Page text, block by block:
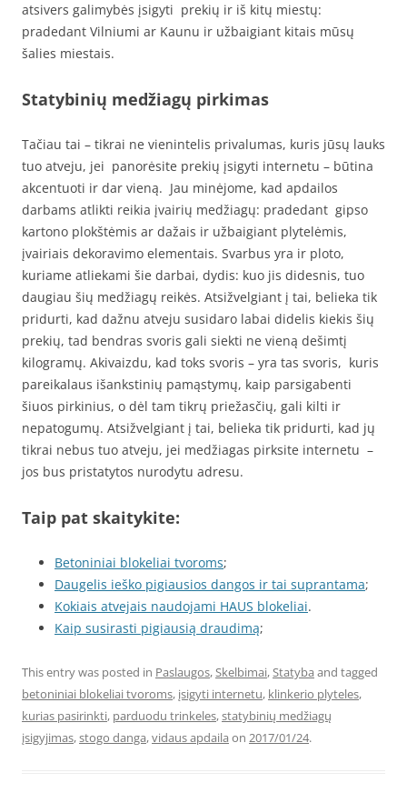
atsivers galimybės įsigyti prekių ir iš kitų miestų:
pradedant Vilniumi ar Kaunu ir užbaigiant kitais mūsų
šalies miestais.
Statybinių medžiagų pirkimas
Tačiau tai – tikrai ne vienintelis privalumas, kuris jūsų lauks
tuo atveju, jei panorėsite prekių įsigyti internetu – būtina
akcentuoti ir dar vieną. Jau minėjome, kad apdailos
darbams atlikti reikia įvairių medžiagų: pradedant gipso
kartono plokštėmis ar dažais ir užbaigiant plytelėmis,
įvairiais dekoravimo elementais. Svarbus yra ir ploto,
kuriame atliekami šie darbai, dydis: kuo jis didesnis, tuo
daugiau šių medžiagų reikės. Atsižvelgiant į tai, belieka tik
pridurti, kad dažnu atveju susidaro labai didelis kiekis šių
prekių, tad bendras svoris gali siekti ne vieną dešimtį
kilogramų. Akivaizdu, kad toks svoris – yra tas svoris, kuris
pareikalaus išankstinių pamąstymų, kaip parsigabenti
šiuos pirkinius, o dėl tam tikrų priežasčių, gali kilti ir
nepatogumų. Atsižvelgiant į tai, belieka tik pridurti, kad jų
tikrai nebus tuo atveju, jei medžiagas pirksite internetu –
jos bus pristatytos nurodytu adresu.
Taip pat skaitykite:
Betoniniai blokeliai tvoroms;
Daugelis ieško pigiausios dangos ir tai suprantama;
Kokiais atvejais naudojami HAUS blokeliai.
Kaip susirasti pigiausią draudimą;
This entry was posted in Paslaugos,Skelbimai,Statyba and tagged
betoniniai blokeliai tvoroms, įsigyti internetu, klinkerio plyteles,
kurias pasirinkti, parduodu trinkeles,statybinių medžiagų
įsigyjimas,stogo danga,vidaus apdaila on 2017/01/24.